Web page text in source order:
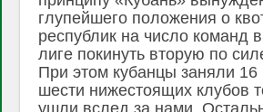
глупейшего положения о
республик на число команд
лиге покинуть вторую по
При этом кубанцы заняли 16
шести нижестоящих клубов